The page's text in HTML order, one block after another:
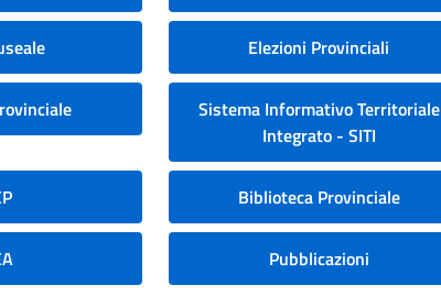
Elezioni Provinciali
Sistema Informativo Territoriale
Integrato - SITI
Biblioteca Provinciale
Pubblicazioni